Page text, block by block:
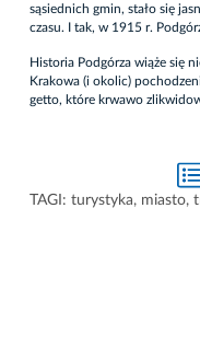
sąsiednich gmin, stało się
czasu. I tak, w 1915 r.
Historia Podgórza wiąże się
Krakowa (i okolic)
getto, które krwawo
TAGI: turystyka, miasto,